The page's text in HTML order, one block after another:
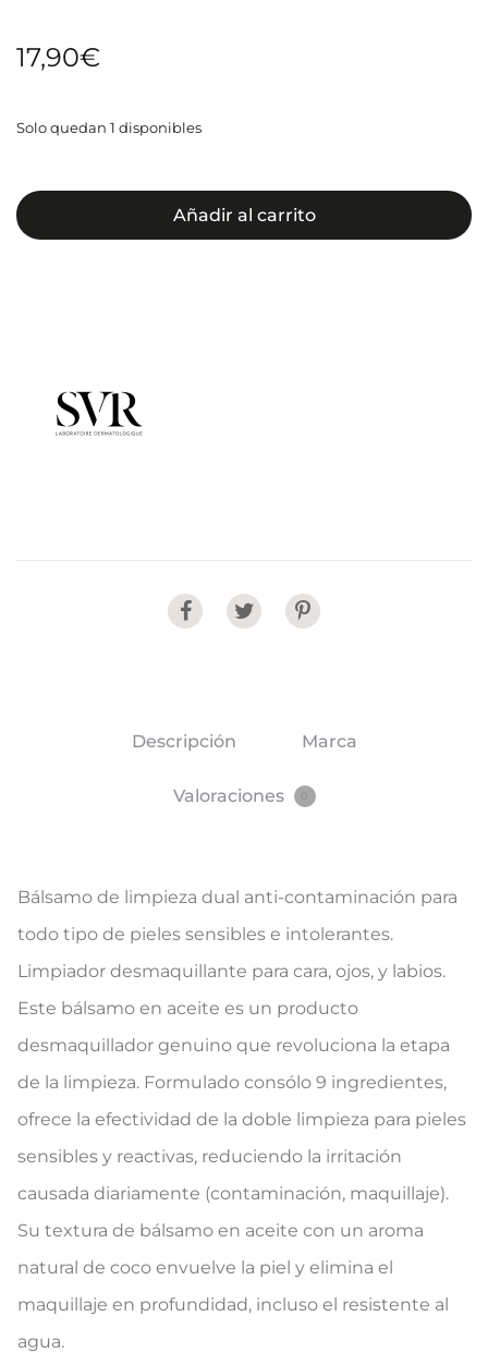
17,90€
Solo quedan 1 disponibles
Añadir al carrito
Share
Descripción Marca
Valoraciones
Bálsamo de limpieza dual anti-contaminación para
todo tipo de pieles sensibles e intolerantes.
Limpiador desmaquillante para cara, ojos, y labios.
Este bálsamo en aceite es un producto
desmaquillador genuino que revoluciona la etapa
de la limpieza. Formulado consólo 9 ingredientes,
ofrece la efectividad de la doble limpieza para pieles
sensibles y reactivas, reduciendo la irritación
causada diariamente (contaminación, maquillaje).
Su textura de bálsamo en aceite con un aroma
natural de coco envuelve la piel y elimina el
maquillaje en profundidad, incluso el resistente al
agua.